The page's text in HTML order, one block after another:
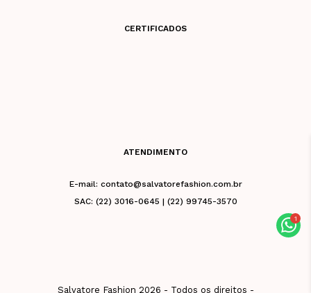
CERTIFICADOS
ATENDIMENTO
E-mail: contato@salvatorefashion.com.br
SAC: (22) 3016-0645 | (22) 99745-3570
Salvatore Fashion 2026 - Todos os direitos -